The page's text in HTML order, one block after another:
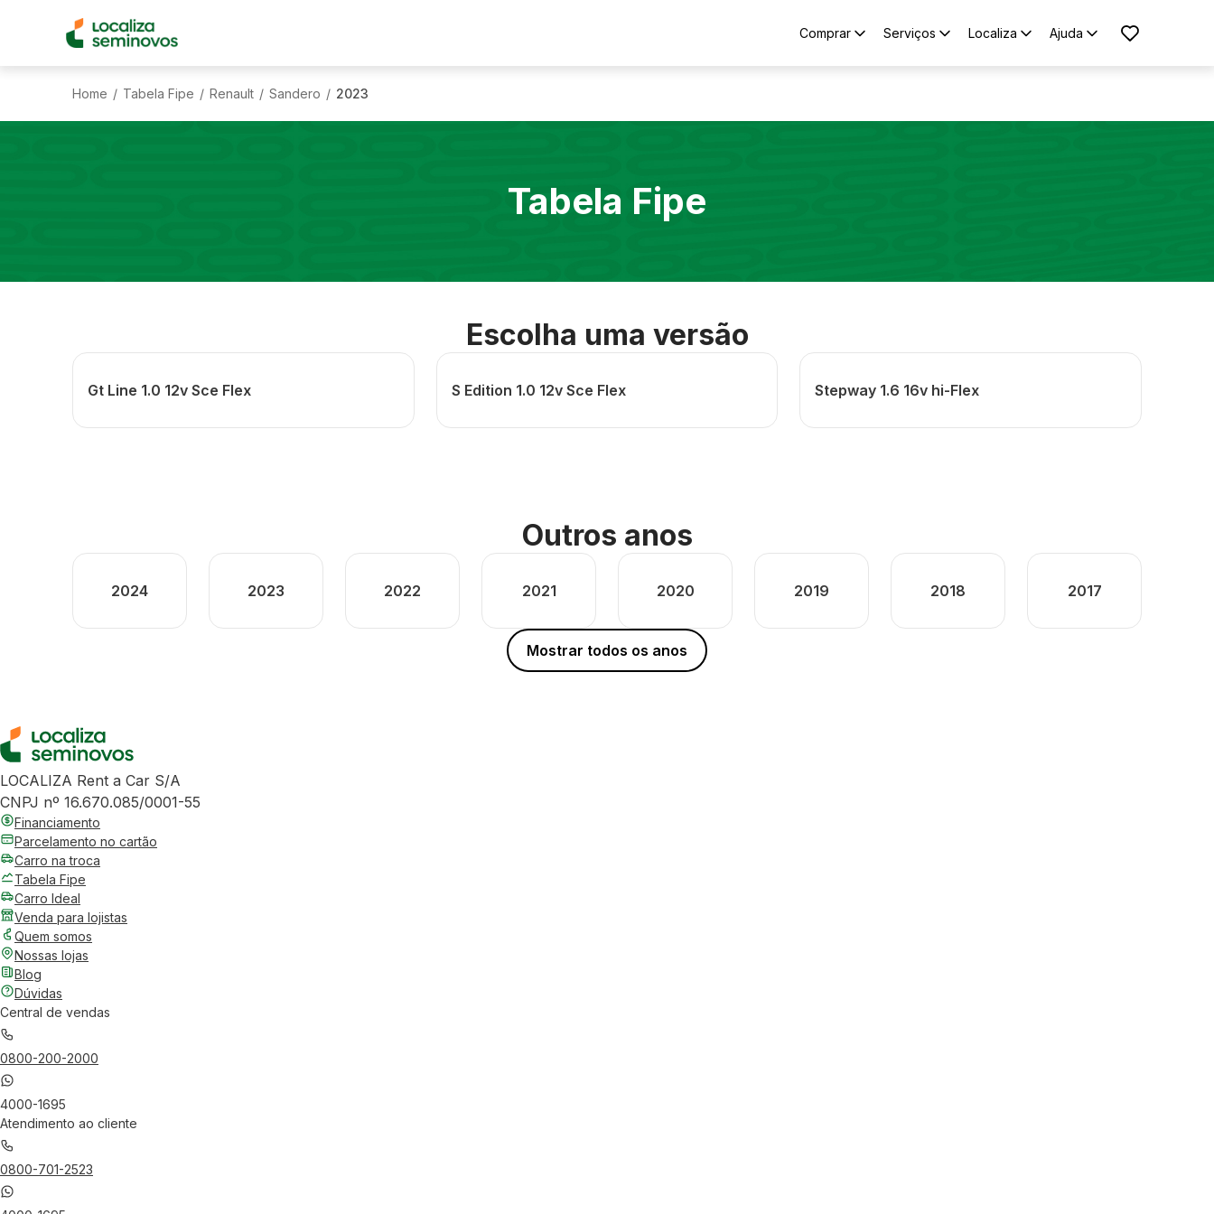
Comprar Serviços Localiza Ajuda
Home / Tabela Fipe / Renault / Sandero / 2023
Tabela Fipe
Escolha uma versão
Gt Line 1.0 12v Sce Flex S Edition 1.0 12v Sce Flex Stepway 1.6 16v hi-Flex
Outros anos
2024 2023 2022 2021 2020 2019 2018 2017
Mostrar todos os anos
LOCALIZA Rent a Car S/A
CNPJ nº 16.670.085/0001-55
Financiamento
Parcelamento no cartão
Carro na troca
Tabela Fipe
Carro Ideal
Venda para lojistas
Quem somos
Nossas lojas
Blog
Dúvidas
Central de vendas
0800-200-2000
4000-1695
Atendimento ao cliente
0800-701-2523